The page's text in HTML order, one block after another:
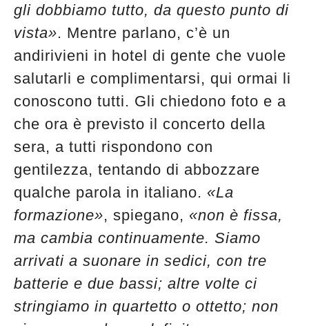
gli dobbiamo tutto, da questo punto di
vista». Mentre parlano, c’è un
andirivieni in hotel di gente che vuole
salutarli e complimentarsi, qui ormai li
conoscono tutti. Gli chiedono foto e a
che ora è previsto il concerto della
sera, a tutti rispondono con
gentilezza, tentando di abbozzare
qualche parola in italiano. «La
formazione», spiegano, «non è fissa,
ma cambia continuamente. Siamo
arrivati a suonare in sedici, con tre
batterie e due bassi; altre volte ci
stringiamo in quartetto o ottetto; non